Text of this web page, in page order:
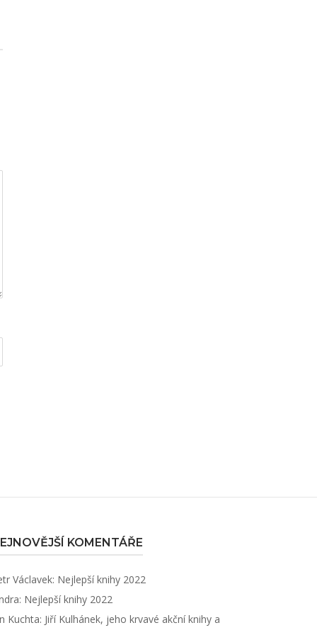
KOMENTÁŘE
Václavek: Nejlepší knihy 2022
: Nejlepší knihy 2022
Kuchta: Jiří Kulhánek, jeho krvavé akční knihy a